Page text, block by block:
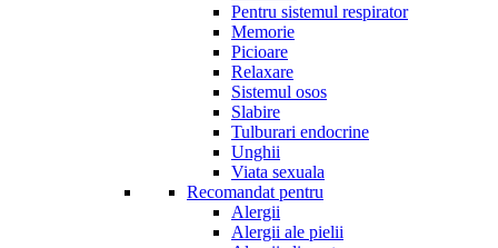
Pentru sistemul respirator
Memorie
Picioare
Relaxare
Sistemul osos
Slabire
Tulburari endocrine
Unghii
Viata sexuala
Recomandat pentru
Alergii
Alergii ale pielii